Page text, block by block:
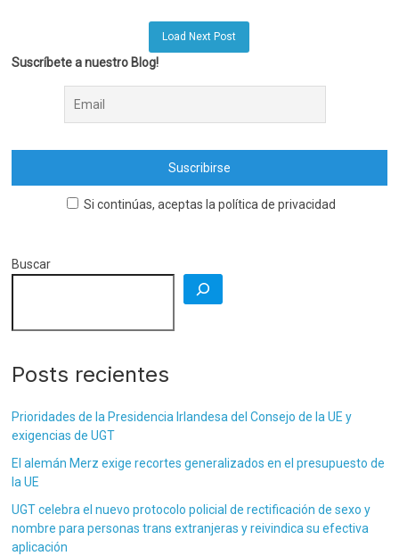
Load Next Post
Suscríbete a nuestro Blog!
Si continúas, aceptas la política de privacidad
Buscar
Posts recientes
Prioridades de la Presidencia Irlandesa del Consejo de la UE y
exigencias de UGT
El alemán Merz exige recortes generalizados en el presupuesto de
la UE
UGT celebra el nuevo protocolo policial de rectificación de sexo y
nombre para personas trans extranjeras y reivindica su efectiva
aplicación